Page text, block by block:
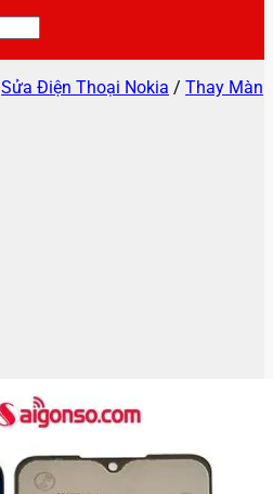
Sửa Điện Thoại Nokia / Thay Màn